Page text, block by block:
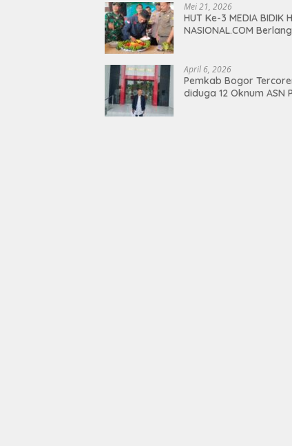
Mei 21, 2026
HUT Ke-3 MEDIA BIDIK
NASIONAL.COM
April 6, 2026
Pemkab Bogor
diduga 12 Oknum ASN